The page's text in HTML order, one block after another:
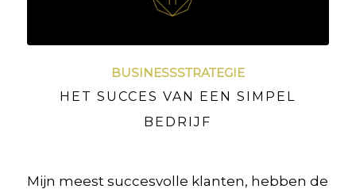
BUSINESSSTRATEGIE
HET SUCCES VAN EEN SIMPEL
BEDRIJF
Mijn meest succesvolle klanten, hebben de